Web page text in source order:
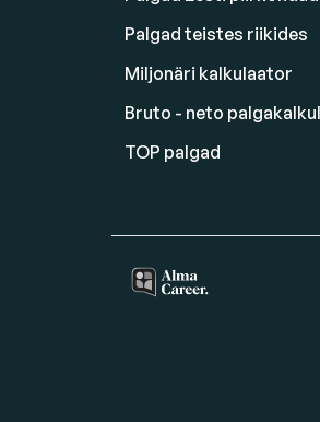
Palgad teistes riikides
Miljonäri kalkulaator
Bruto - neto
TOP palgad